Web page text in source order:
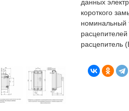
данных
короткого
номинальный
расцепитель